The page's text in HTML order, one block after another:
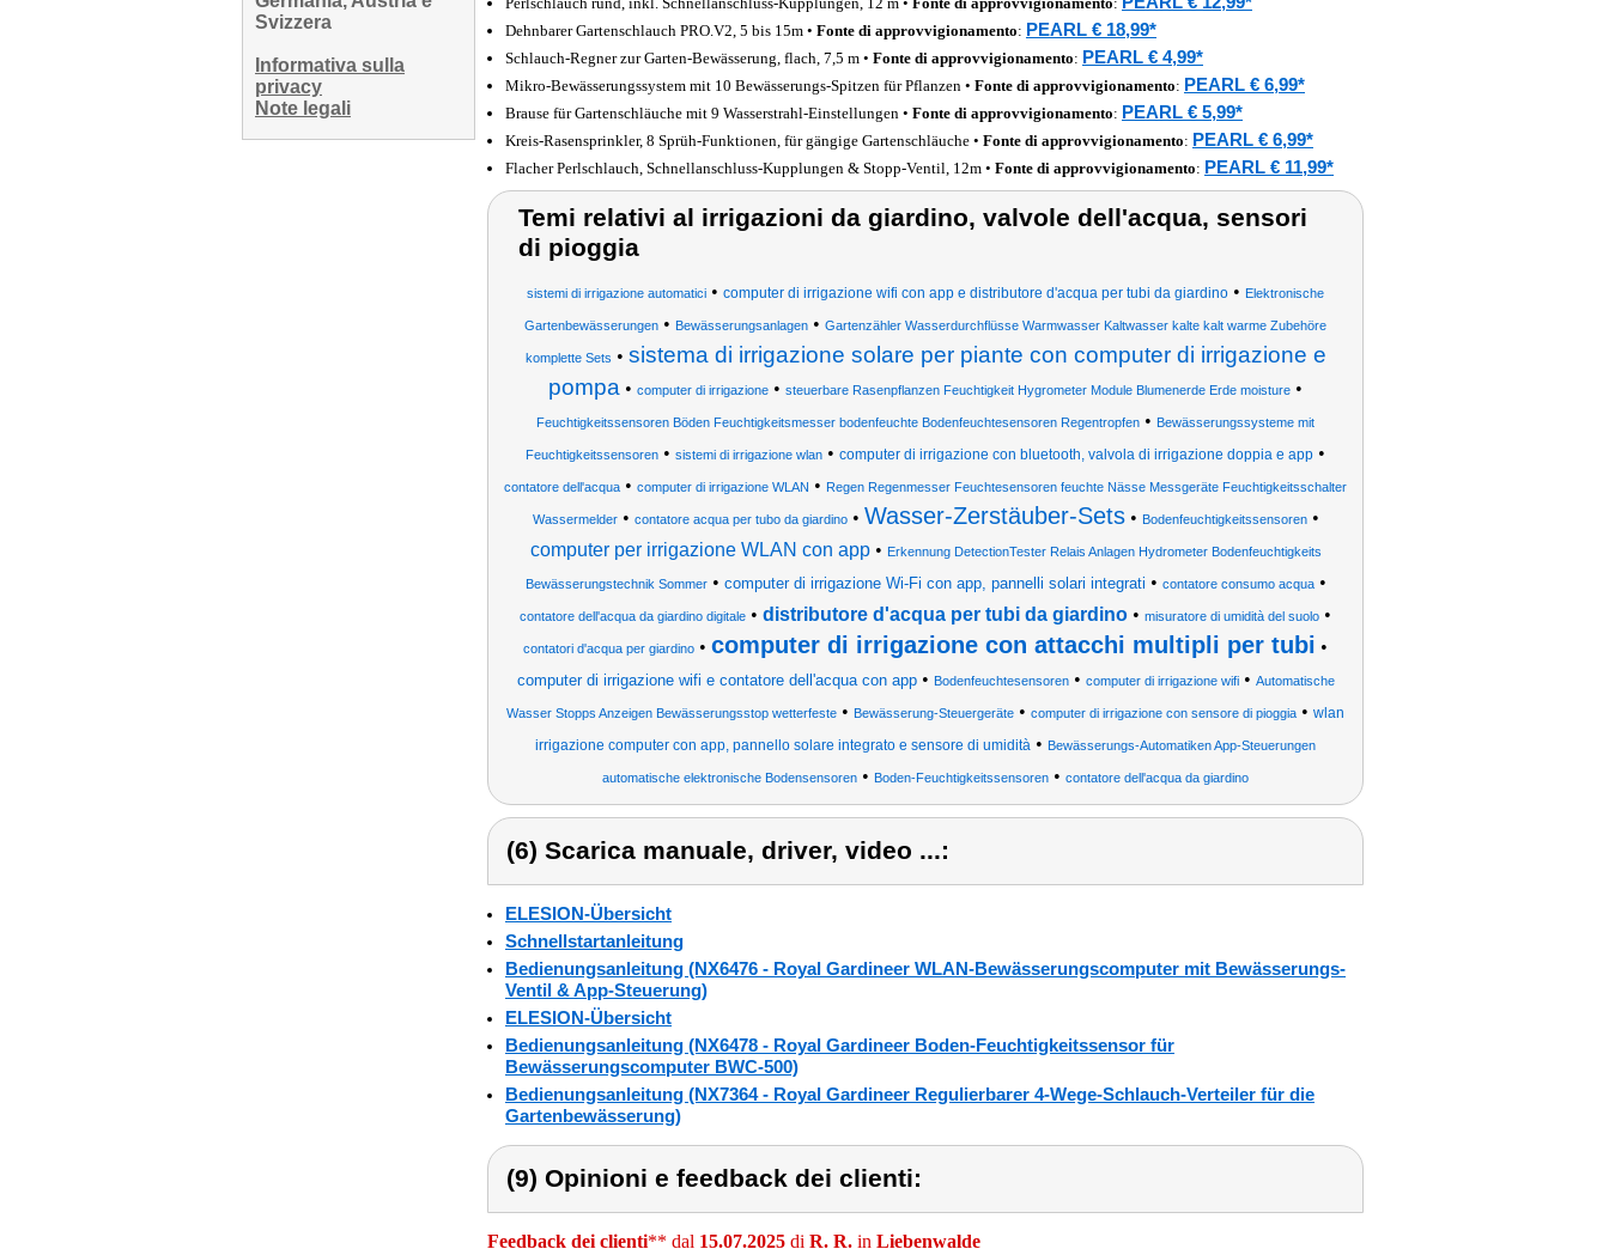
Svizzera
Informativa sulla
privacy
Note legali
Dehnbarer Gartenschlauch PRO.V2, 5 bis 15m • Fonte di approvvigionamento: PEARL € 18,99*
Schlauch-Regner zur Garten-Bewässerung, flach, 7,5 m • Fonte di approvvigionamento: PEARL € 4,99*
Mikro-Bewässerungssystem mit 10 Bewässerungs-Spitzen für Pflanzen • Fonte di approvvigionamento: PEARL € 6,99*
Brause für Gartenschläuche mit 9 Wasserstrahl-Einstellungen • Fonte di approvvigionamento: PEARL € 5,99*
Kreis-Rasensprinkler, 8 Sprüh-Funktionen, für gängige Gartenschläuche • Fonte di approvvigionamento: PEARL € 6,99*
Flacher Perlschlauch, Schnellanschluss-Kupplungen & Stopp-Ventil, 12m • Fonte di approvvigionamento: PEARL € 11,99*
Temi relativi al irrigazioni da giardino, valvole dell'acqua, sensori
di pioggia
sistemi di irrigazione automatici • computer di irrigazione wifi con app e distributore d'acqua per tubi da giardino • Elektronische
Gartenbewässerungen • Bewässerungsanlagen • Gartenzähler Wasserdurchflüsse Warmwasser Kaltwasser kalte kalt warme Zubehöre
komplette Sets • sistema di irrigazione solare per piante con computer di irrigazione e
pompa • computer di irrigazione • steuerbare Rasenpflanzen Feuchtigkeit Hygrometer Module Blumenerde Erde moisture •
Feuchtigkeitssensoren Böden Feuchtigkeitsmesser bodenfeuchte Bodenfeuchtesensoren Regentropfen • Bewässerungssysteme mit
Feuchtigkeitssensoren • sistemi di irrigazione wlan • computer di irrigazione con bluetooth, valvola di irrigazione doppia e app •
contatore dell'acqua • computer di irrigazione WLAN • Regen Regenmesser Feuchtesensoren feuchte Nässe Messgeräte Feuchtigkeitsschalter
Wassermelder• contatore acqua per tubo da giardino• Wasser-Zerstäuber-Sets• Bodenfeuchtigkeitssensoren•
computer per irrigazione WLAN con app• Erkennung DetectionTester Relais Anlagen Hydrometer Bodenfeuchtigkeits
Bewässerungstechnik Sommer• computer di irrigazione Wi-Fi con app, pannelli solari integrati • contatore consumo acqua•
contatore dell'acqua da giardino digitale • distributore d'acqua per tubi da giardino • misuratore di umidità del suolo •
contatori d'acqua per giardino • computer di irrigazione con attacchi multipli per tubi •
computer di irrigazione wifi e contatore dell'acqua con app• Bodenfeuchtesensoren• computer di irrigazione wifi• Automatische
Wasser Stopps Anzeigen Bewässerungsstop wetterfeste • Bewässerung-Steuergeräte • computer di irrigazione con sensore di pioggia • wlan
irrigazione computer con app, pannello solare integrato e sensore di umidità • Bewässerungs-Automatiken App-Steuerungen
automatische elektronische Bodensensoren • Boden-Feuchtigkeitssensoren • contatore dell'acqua da giardino
(6) Scarica manuale, driver, video ...:
ELESION-Übersicht
Schnellstartanleitung
Bedienungsanleitung (NX6476 - Royal Gardineer WLAN-Bewässerungscomputer mit Bewässerungs-
Ventil & App-Steuerung)
ELESION-Übersicht
Bedienungsanleitung (NX6478 - Royal Gardineer Boden-Feuchtigkeitssensor für
Bewässerungscomputer BWC-500)
Bedienungsanleitung (NX7364 - Royal Gardineer Regulierbarer 4-Wege-Schlauch-Verteiler für die
Gartenbewässerung)
(9) Opinioni e feedback dei clienti:
Feedback dei clienti** dal 15.07.2025 di R. R. in Liebenwalde